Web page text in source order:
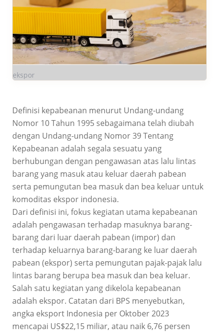
ekspor
Definisi kepabeanan menurut Undang-undang
Nomor 10 Tahun 1995 sebagaimana telah diubah
dengan Undang-undang Nomor 39 Tentang
Kepabeanan adalah segala sesuatu yang
berhubungan dengan pengawasan atas lalu lintas
barang yang masuk atau keluar daerah pabean
serta pemungutan bea masuk dan bea keluar untuk
komoditas ekspor indonesia.
Dari definisi ini, fokus kegiatan utama kepabeanan
adalah pengawasan terhadap masuknya barang-
barang dari luar daerah pabean (impor) dan
terhadap keluarnya barang-barang ke luar daerah
pabean (ekspor) serta pemungutan pajak-pajak lalu
lintas barang berupa bea masuk dan bea keluar.
Salah satu kegiatan yang dikelola kepabeanan
adalah ekspor. Catatan dari BPS menyebutkan,
angka eksport Indonesia per Oktober 2023
mencapai US$22,15 miliar, atau naik 6,76 persen